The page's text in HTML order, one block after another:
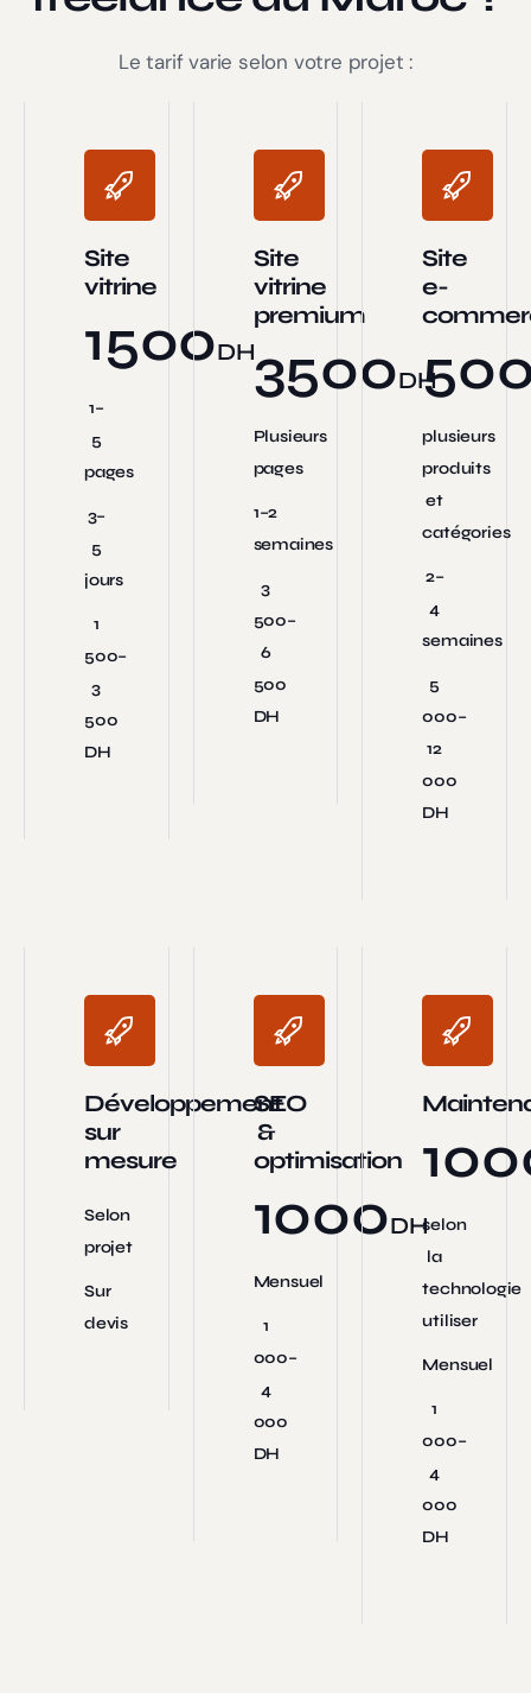
Le tarif varie selon votre projet :
Site
vitrine
1500DH
1–
5
pages
3–
5
jours
1
500–
3
500
DH
Site
vitrine
premium
3500DH
Plusieurs
pages
1–2
semaines
3
500–
6
500
DH
Site
e-
plusieurs
produits
et
catégories
2–
4
semaines
5
000–
12
000
DH
Développement
sur
mesure
Selon
projet
Sur
devis
SEO
&
optimisation
1000DH
Mensuel
1
000–
4
000
DH
selon
la
technologie
utiliser
Mensuel
1
000–
4
000
DH